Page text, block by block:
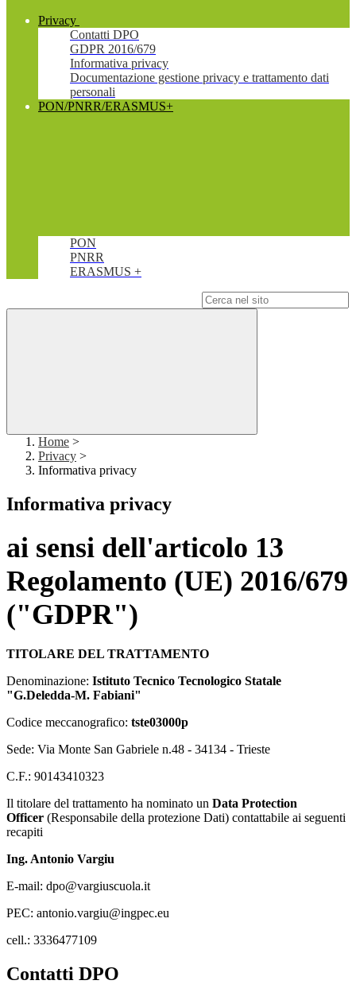
Privacy
Contatti DPO
GDPR 2016/679
Informativa privacy
Documentazione gestione privacy e trattamento dati
personali
PON/PNRR/ERASMUS+
PON
PNRR
ERASMUS +
Home >
Privacy >
Informativa privacy
Informativa privacy
ai sensi dell'articolo 13
Regolamento (UE) 2016/679
("GDPR")
TITOLARE DEL TRATTAMENTO
Denominazione: Istituto Tecnico Tecnologico Statale
"G.Deledda-M. Fabiani"
Codice meccanografico: tste03000p
Sede: Via Monte San Gabriele n.48 - 34134 - Trieste
C.F.: 90143410323
Il titolare del trattamento ha nominato un Data Protection
Officer (Responsabile della protezione Dati) contattabile ai seguenti
recapiti
Ing. Antonio Vargiu
E-mail: dpo@vargiuscuola.it
PEC: antonio.vargiu@ingpec.eu
cell.: 3336477109
Contatti DPO